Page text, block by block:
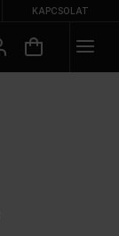
KAPCSOLAT